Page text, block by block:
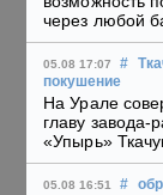
через любой
05.08 17:07 #
покушение
На Урале
главу завода-
«Упырь»
05.08 16:51 #